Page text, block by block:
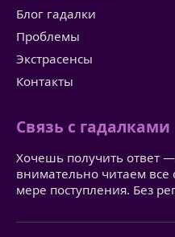
Блог гадалки
Проблемы
Экстрасенсы
Контакты
Связь с гадалками
Хочешь получить ответ
внимательно читаем
мере поступления. Без